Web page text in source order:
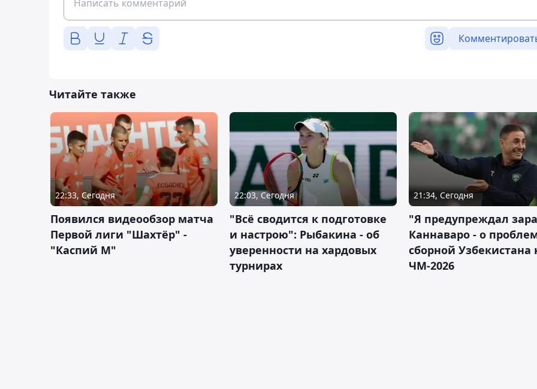
Читайте также
22:33, Сегодня
Появился видеообзор матча
Первой лиги "Шахтёр" -
"Каспий М"
22:03, Сегодня
"Всё сводится к подготовке
и настрою": Рыбакина - об
уверенности на хардовых
турнирах
21:34, Сегодня
"Я предупреждал
Каннаваро - о
сборной Узбекистана
ЧМ-2026